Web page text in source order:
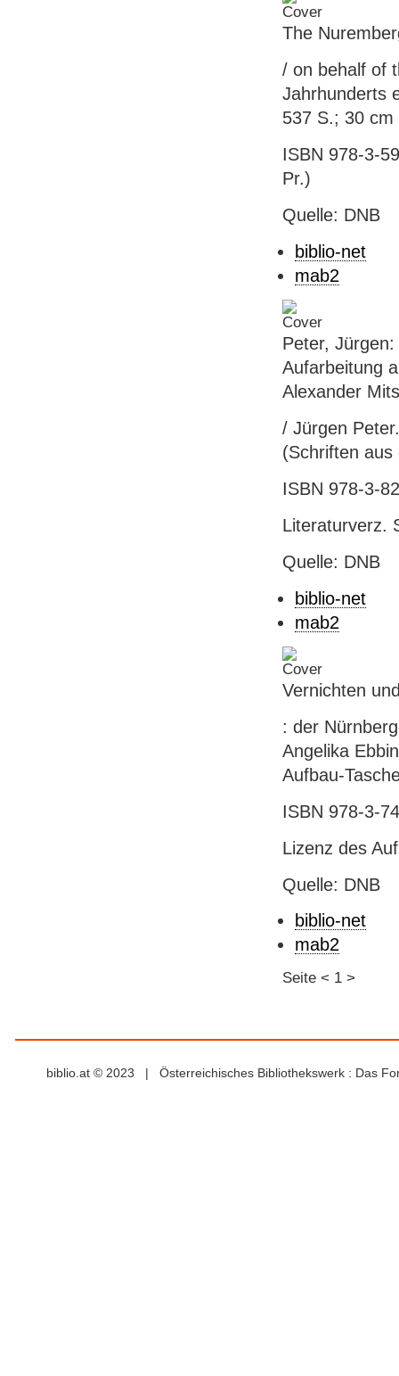
The
/ on behalf of
Jahrhunderts
537 S.; 30 cm
ISBN 978-3-
Pr.)
Quelle: DNB
biblio-net
mab2
Peter,
Aufarbeitung
Alexander
/ Jürgen
(Schriften
ISBN 978-3-
Literaturverz.
Quelle: DNB
biblio-net
mab2
Vernichten
: der
Angelika
Aufbau-
ISBN 978-3-
Lizenz des
Quelle: DNB
biblio-net
mab2
Seite < 1 >
biblio.at © 2023 | Österreichisches Bibliothekswerk : Das